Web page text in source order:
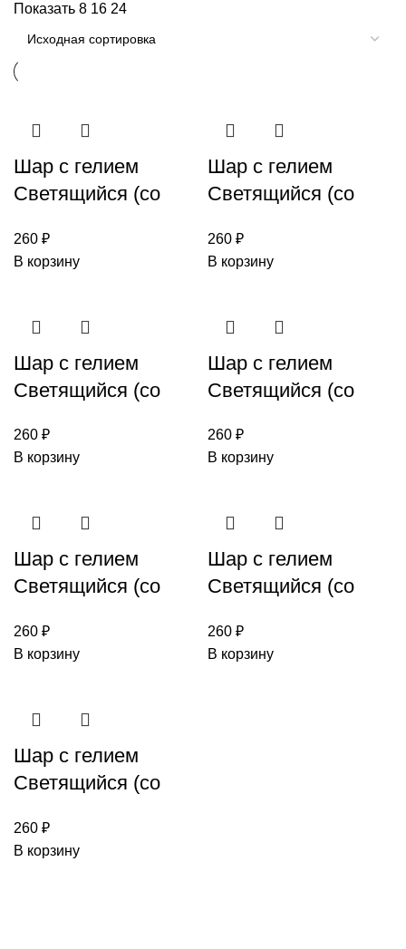
Показать 8 16 24
Шар с гелием
Светящийся (со
260 ₽
В корзину
Шар с гелием
Светящийся (со
белый
260 ₽
В корзину
Шар с гелием
Светящийся (со
желтый
260 ₽
В корзину
Шар с гелием
Светящийся (со
зеленый
260 ₽
В корзину
Шар с гелием
Светящийся (со
красный
260 ₽
В корзину
Шар с гелием
Светящийся (со
оранжевый
260 ₽
В корзину
Шар с гелием
Светящийся (со
синий
260 ₽
В корзину